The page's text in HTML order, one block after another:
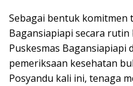
Sebagai bentuk komitmen
Bagansiapiapi secara rutin
Puskesmas Bagansiapiapi
pemeriksaan kesehatan
Posyandu kali ini, tenaga